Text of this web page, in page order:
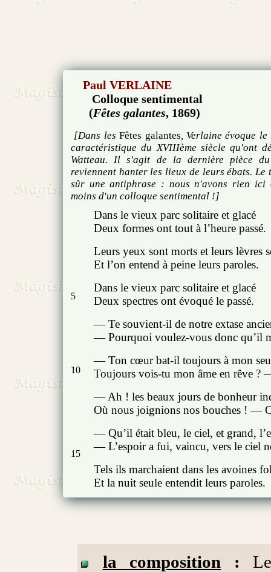
Paul VERLAINE
Colloque sentimental
(Fêtes galantes, 1869)
[Dans lesFêtes galantes , Verlaine évoque
caractéristique du XVIIIème siècle qu'ont
Watteau. Il s'agit de la dernière pièce
reviennent hanter les lieux de leurs ébats. Le
sûr une antiphrase : nous n'avons rien ici
moins d'un colloque sentimental !]
5
10
15
Dans le vieux parc solitaire et glacé
Deux formes ont tout à l’heure passé.
Leurs yeux sont morts et leurs lèvres
Et l’on entend à peine leurs paroles.
Dans le vieux parc solitaire et glacé
Deux spectres ont évoqué le passé.
— Te souvient-il de notre extase
— Pourquoi voulez-vous donc qu’il
— Ton cœur bat-il toujours à mon
Toujours vois-tu mon âme en rêve ?
— Ah ! les beaux jours de bonheur
Où nous joignions nos bouches ! —
— Qu’il était bleu, le ciel, et grand,
— L’espoir a fui, vaincu, vers le ciel
Tels ils marchaient dans les avoines
Et la nuit seule entendit leurs paroles.
la composition :